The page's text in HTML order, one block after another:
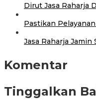
Dirut Jasa Raharja
Pastikan
Jasa Raharja
Komentar
Tinggalkan